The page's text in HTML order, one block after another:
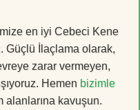
en iyi Cebeci Kene
Güçlü İlaçlama olarak,
zarar vermeyen,
Hemen bizimle
alanlarına kavuşun.